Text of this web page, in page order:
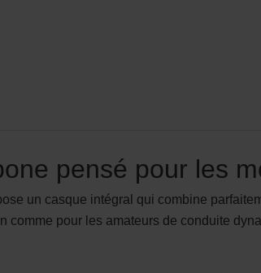
pensé pour les
un casque intégral qui combine
comme pour les amateurs de conduite